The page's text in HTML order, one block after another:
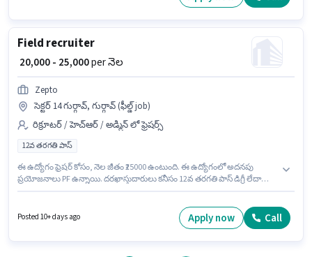
Field recruiter
₹ 20,000 - 25,000per నెల
Zepto
సెక్టర్ 14 గుర్గావ్, గుర్గావ్ (ఫీల్డ్ job)
రిక్రూటర్ / హెచ్ఆర్ / అడ్మిన్ లో ఫ్రెషర్స్
12వ తరగతి పాస్
ఈ ఉద్యోగం ఫ్రెషర్ కోసం, నెల జీతం ₹25000 ఉంటుంది. ఈ ఉద్యోగంలో అదనపు
ప్రయోజనాలు PF ఉన్నాయి. దరఖాస్తుదారులు కనీసం 12వ తరగతి పాస్ డిగ్రీ లేదా
Field recruiter ఉద్యోగానికి క్రియాశీలకంగా నియామకం జరుగుతోంది.
Posted 10+ days ago Apply now Call